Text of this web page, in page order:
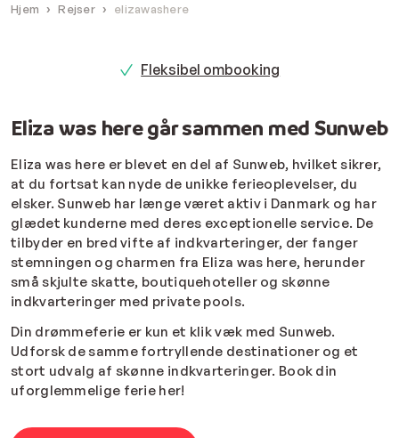
Hjem Rejser elizawashere
Fleksibel ombooking
Eliza was here går sammen med Sunweb
Eliza was here er blevet en del af Sunweb, hvilket sikrer,
at du fortsat kan nyde de unikke ferieoplevelser, du
elsker. Sunweb har længe været aktiv i Danmark og har
glædet kunderne med deres exceptionelle service. De
tilbyder en bred vifte af indkvarteringer, der fanger
stemningen og charmen fra Eliza was here, herunder
små skjulte skatte, boutiquehoteller og skønne
indkvarteringer med private pools.
Din drømmeferie er kun et klik væk med Sunweb.
Udforsk de samme fortryllende destinationer og et
stort udvalg af skønne indkvarteringer. Book din
uforglemmelige ferie her!